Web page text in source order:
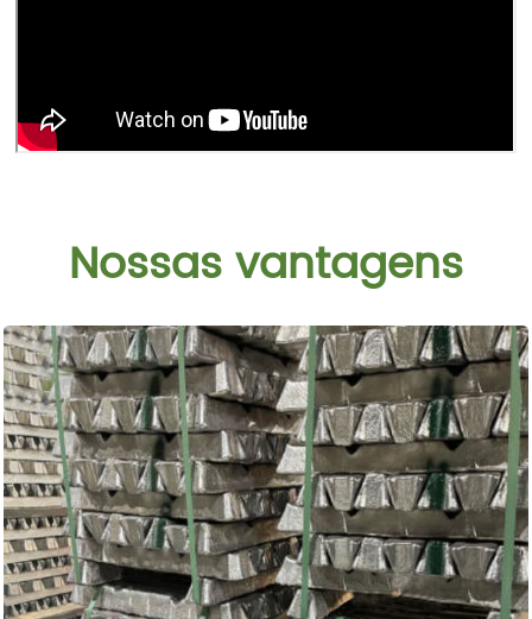
Nossas vantagens